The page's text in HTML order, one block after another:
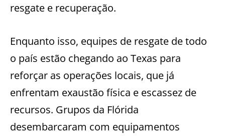
resgate e recuperação.
Enquanto isso, equipes de resgate de todo
o país estão chegando ao Texas para
reforçar as operações locais, que já
enfrentam exaustão física e escassez de
recursos. Grupos da Flórida
desembarcaram com equipamentos